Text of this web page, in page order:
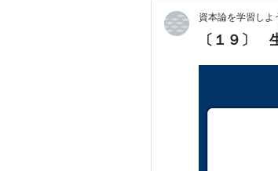
資本論を学習しよ
〔１９〕